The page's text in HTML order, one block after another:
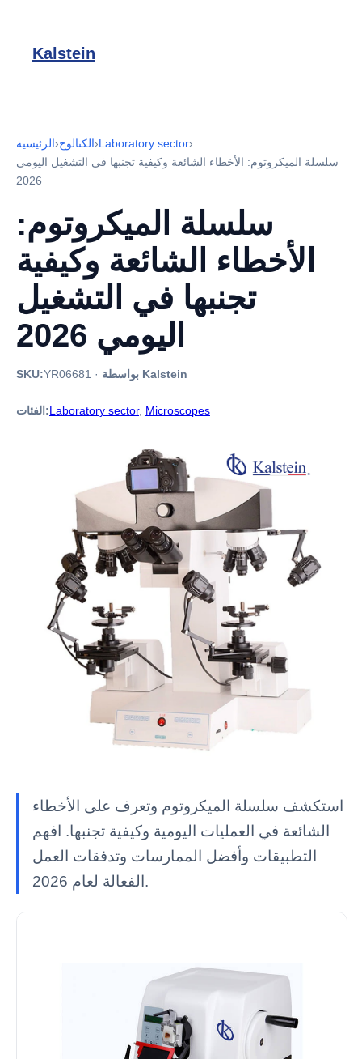
Kalstein
الرئيسية›الكتالوج›Laboratory sector›
سلسلة الميكروتوم: الأخطاء الشائعة وكيفية تجنبها في التشغيل اليومي
2026
سلسلة الميكروتوم:
الأخطاء الشائعة وكيفية
تجنبها في التشغيل
اليومي 2026
SKU:YR06681 · بواسطة Kalstein
الفئات:Laboratory sector, Microscopes
استكشف سلسلة الميكروتوم وتعرف على الأخطاء
الشائعة في العمليات اليومية وكيفية تجنبها. افهم
التطبيقات وأفضل الممارسات وتدفقات العمل
الفعالة لعام 2026.